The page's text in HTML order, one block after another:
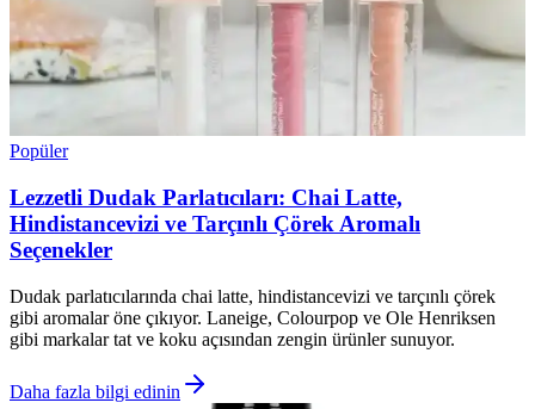
Popüler
Lezzetli Dudak Parlatıcıları: Chai Latte,
Hindistancevizi ve Tarçınlı Çörek Aromalı
Seçenekler
Dudak parlatıcılarında chai latte, hindistancevizi ve tarçınlı çörek
gibi aromalar öne çıkıyor. Laneige, Colourpop ve Ole Henriksen
gibi markalar tat ve koku açısından zengin ürünler sunuyor.
Daha fazla bilgi edinin